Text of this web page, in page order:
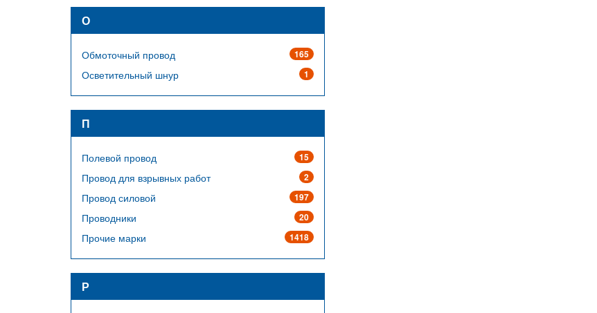
О
165
Обмоточный провод
1
Осветительный шнур
П
15
Полевой провод
2
Провод для взрывных работ
197
Провод силовой
20
Проводники
1418
Прочие марки
Р